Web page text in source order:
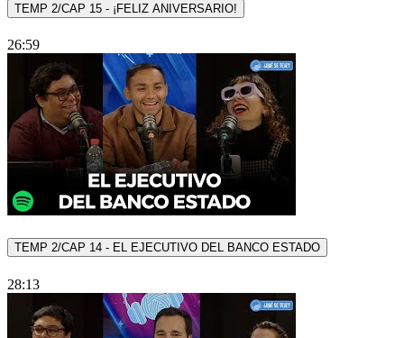
TEMP 2/CAP 15 - ¡FELIZ ANIVERSARIO!
26:59
TEMP 2/CAP 14 - EL EJECUTIVO DEL BANCO ESTADO
28:13